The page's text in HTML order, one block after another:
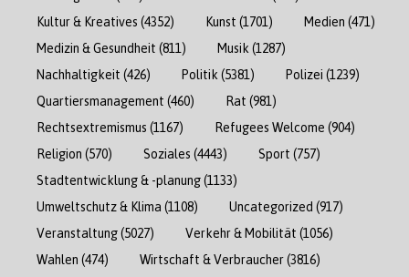
Kultur & Kreatives (4352) Kunst (1701) Medien (471)
Medizin & Gesundheit (811) Musik (1287)
Nachhaltigkeit (426) Politik (5381) Polizei (1239)
Quartiersmanagement (460) Rat (981)
Rechtsextremismus (1167) Refugees Welcome (904)
Religion (570) Soziales (4443) Sport (757)
Stadtentwicklung & -planung(1133)
Umweltschutz & Klima (1108) Uncategorized (917)
Veranstaltung(5027) Verkehr & Mobilität (1056)
Wahlen (474) Wirtschaft & Verbraucher(3816)